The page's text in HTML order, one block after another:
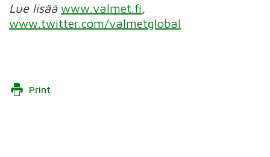
Lue lisääwww.valmet.fi
www.twitter.com/valmetglobal
Print